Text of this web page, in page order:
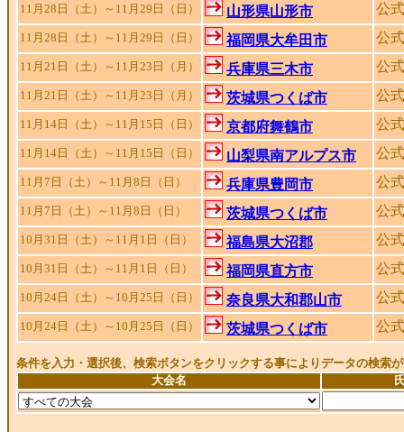
11月28日（土）～11月29日（日） 山形県山形市 公
11月28日（土）～11月29日（日） 福岡県大牟田市 公
11月21日（土）～11月23日（月） 兵庫県三木市 公
11月21日（土）～11月23日（月） 茨城県つくば市 公
11月14日（土）～11月15日（日） 京都府舞鶴市 公
11月14日（土）～11月15日（日） 山梨県南アルプス市 公
11月7日（土）～11月8日（日） 兵庫県豊岡市 公
11月7日（土）～11月8日（日） 茨城県つくば市 公
10月31日（土）～11月1日（日） 福島県大沼郡 公
10月31日（土）～11月1日（日） 福岡県直方市 公
10月24日（土）～10月25日（日） 奈良県大和郡山市 公
10月24日（土）～10月25日（日） 茨城県つくば市 公
条件を入力・選択後、検索ボタンをクリックする事によりデータの検索
大会名